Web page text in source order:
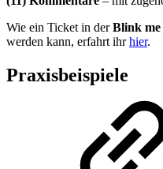
Wie ein Ticket in derBlink
werden kann, erfahrt ihrhier.
Praxisbeispiele